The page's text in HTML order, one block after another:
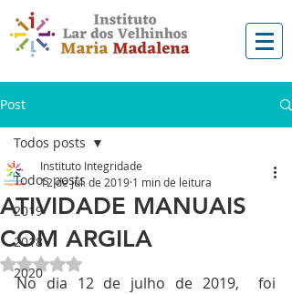
Post
Todos posts
2019
2018
2020
Todos posts
ATIVIDADE MANUAIS
COM ARGILA
Instituto Integridade
12 de jul. de 2019 1 min de leitura
Avaliado com NaN de 5 estrelas.
No dia 12 de julho de 2019,  foi